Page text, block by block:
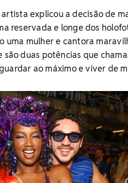
artista explicou a decisão de
reservada e longe dos
uma mulher e cantora
duas potências que
ao máximo e viver de